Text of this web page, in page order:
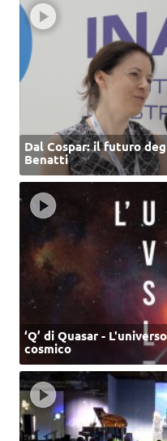
Dal Cospar: il futuro
Benatti
‘Q’ di Quasar -
cosmico